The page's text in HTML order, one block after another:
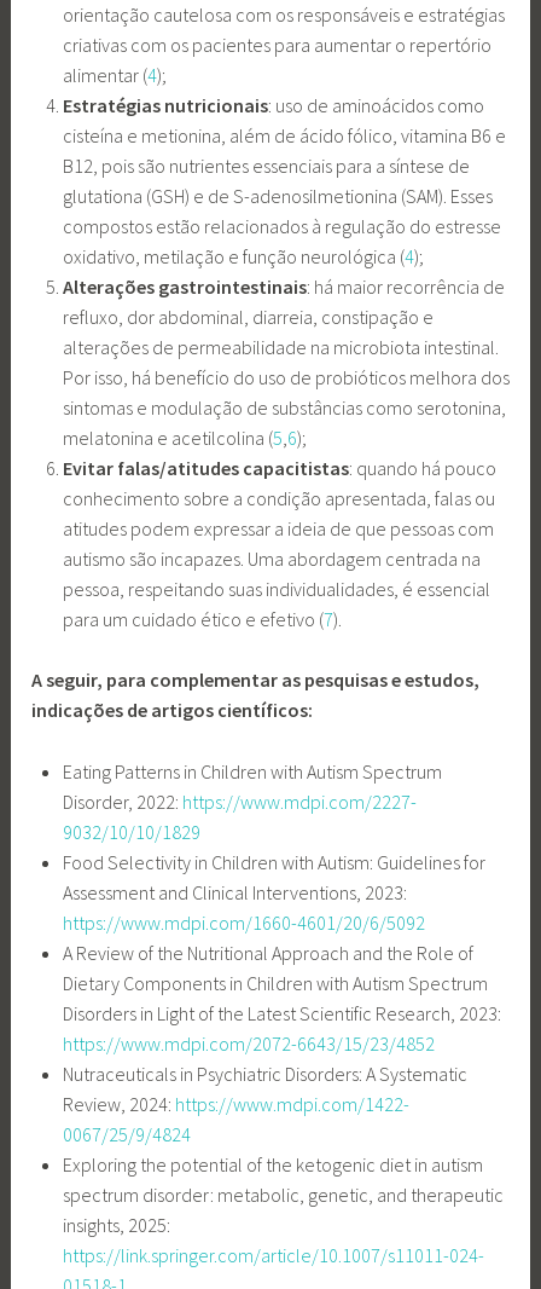
orientação cautelosa com os responsáveis e estratégias
criativas com os pacientes para aumentar o repertório
alimentar (4);
Estratégias nutricionais: uso de aminoácidos como
cisteína e metionina, além de ácido fólico, vitamina B6 e
B12, pois são nutrientes essenciais para a síntese de
glutationa (GSH) e de S-adenosilmetionina (SAM). Esses
compostos estão relacionados à regulação do estresse
oxidativo, metilação e função neurológica (4);
Alterações gastrointestinais: há maior recorrência de
refluxo, dor abdominal, diarreia, constipação e
alterações de permeabilidade na microbiota intestinal.
Por isso, há benefício do uso de probióticos melhora dos
sintomas e modulação de substâncias como serotonina,
melatonina e acetilcolina (5 6);
Evitar falas/atitudes capacitistas: quando há pouco
conhecimento sobre a condição apresentada, falas ou
atitudes podem expressar a ideia de que pessoas com
autismo são incapazes. Uma abordagem centrada na
pessoa, respeitando suas individualidades, é essencial
para um cuidado ético e efetivo (7).
A seguir, para complementar as pesquisas e estudos,
indicações de artigos científicos:
Eating Patterns in Children with Autism Spectrum
Disorder, 2022: https://www.mdpi.com/2227-
9032/10/10/1829
Food Selectivity in Children with Autism: Guidelines for
Assessment and Clinical Interventions, 2023:
https://www.mdpi.com/1660-4601/20/6/5092
A Review of the Nutritional Approach and the Role of
Dietary Components in Children with Autism Spectrum
Disorders in Light of the Latest Scientific Research, 2023:
https://www.mdpi.com/2072-6643/15/23/4852
Nutraceuticals in Psychiatric Disorders: A Systematic
Review, 2024: https://www.mdpi.com/1422-
0067/25/9/4824
Exploring the potential of the ketogenic diet in autism
spectrum disorder: metabolic, genetic, and therapeutic
insights, 2025:
https://link.springer.com/article/10.1007/s11011-024-